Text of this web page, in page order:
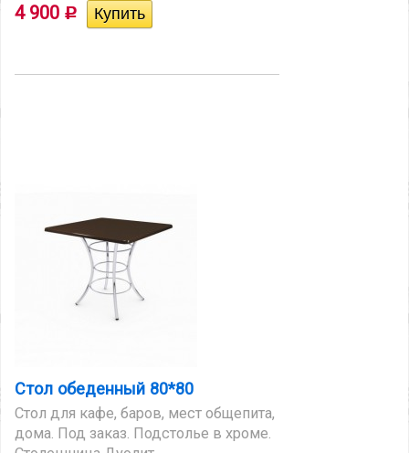
4 900 Р
Стол обеденный 80*80
Стол для кафе, баров, мест общепита,
дома. Под заказ. Подстолье в хроме.